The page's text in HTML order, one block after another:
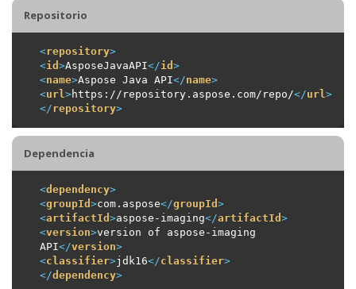
Repositorio
<repository>
<id >AsposeJavaAPI</id >
<name>Aspose Java API</name>
<url >https://repository.aspose.com/repo/</url >
</repository>
Dependencia
<dependency>
<groupId >com.aspose</groupId >
<artifactId >aspose-imaging</artifactId >
<version>version of aspose-imaging
API</version>
<classifier>jdk16</classifier>
</dependency>